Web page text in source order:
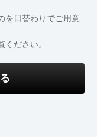
を日替わりでご用意
ださい。